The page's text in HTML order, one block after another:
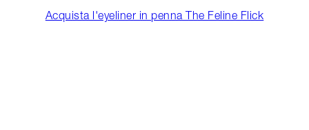
Acquista l'eyeliner in penna The Feline Flick